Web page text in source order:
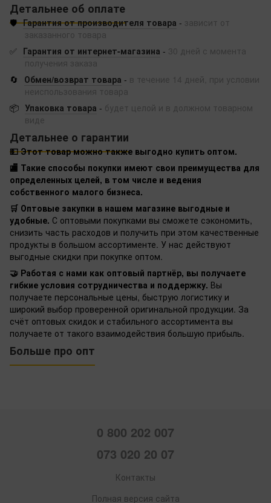
Детальнее об оплате
🛡️ Гарантия от производителя товара - зависит от
заказанного товара
✅ Гарантия от интернет-магазина - 30 дней с момента
получения заказа
🔄
Обмен/возврат товара - в течение 14 дней, при условии
неиспользования товара
📦 Упаковка товара - будет целой и в должном товарном
виде
Детальнее о гарантии
💵 Этот товар можно также выгодно купить оптом.
🏬 Такие способы покупки имеют свои преимущества для
определенных целей, в том числе и ведения
собственного малого бизнеса.
🛒 Оптовые закупки в нашем магазине выгодные и
удобные. С оптовыми покупками вы сможете сэкономить,
снизить часть расходов и получить при этом качественные
продукты в большом ассортименте. У нас действуют
выгодные скидки при покупке оптом.
🤝 Работая с нами как оптовый партнёр, вы получаете
гибкие условия сотрудничества и поддержку. Вы
получаете персональные цены, быструю логистику и
широкий выбор проверенной оригинальной продукции. За
счёт оптовых скидок и стабильного ассортимента вы
получаете от такого взаимодействия большую прибыль.
Больше про опт
0 800 202 007
073 020 20 07
Контакты
Полная версия сайта